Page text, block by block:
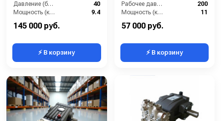
Давление (бар):
40
Мощность (кВт):
9.4
145 000 руб.
⚡ В корзину
Рабочее давление (бар):
200
Мощность (кВт):
11
57 000 руб.
⚡ В корзину